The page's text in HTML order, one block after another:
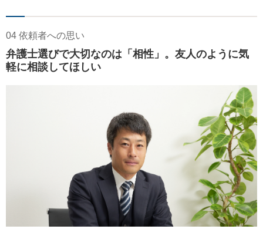
04 依頼者への思い
弁護士選びで大切なのは「相性」。友人のように気
軽に相談してほしい